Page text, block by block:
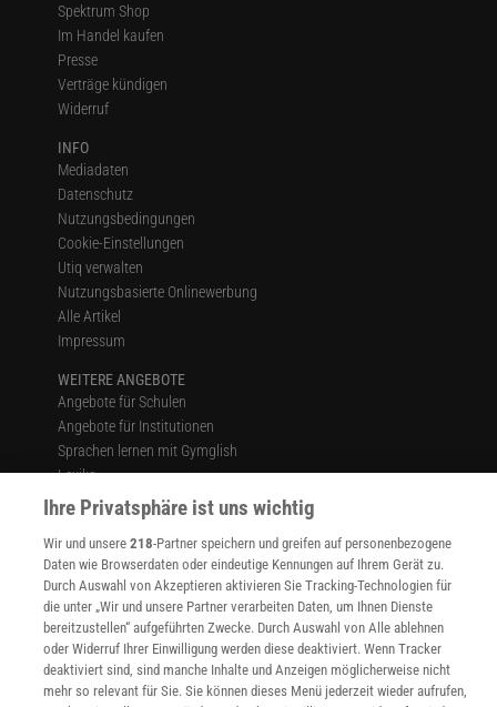
Spektrum Shop
Im Handel kaufen
Presse
Verträge kündigen
Widerruf
INFO
Mediadaten
Datenschutz
Nutzungsbedingungen
Cookie-Einstellungen
Utiq verwalten
Nutzungsbasierte Onlinewerbung
Alle Artikel
Impressum
WEITERE ANGEBOTE
Angebote für Schulen
Angebote für Institutionen
Sprachen lernen mit Gymglish
Lexika
Für Spektrum schreiben
Zugänglichkeitserklärung
WEBSEITEN
KielSCN
Wissenschaft in die Schulen
SciLogs
Ihre Privatsphäre ist uns wichtig
Wir und unsere218-Partner speichern und greifen auf personenbezogene
Daten wie Browserdaten oder eindeutige Kennungen auf Ihrem Gerät zu.
Durch Auswahl von Akzeptieren aktivieren Sie Tracking-Technologien für
die unter „Wir und unsere Partner verarbeiten Daten, um Ihnen Dienste
bereitzustellen“ aufgeführten Zwecke. Durch Auswahl von Alle ablehnen
oder Widerruf Ihrer Einwilligung werden diese deaktiviert. Wenn Tracker
deaktiviert sind, sind manche Inhalte und Anzeigen möglicherweise nicht
mehr so relevant für Sie. Sie können dieses Menü jederzeit wieder aufrufen,